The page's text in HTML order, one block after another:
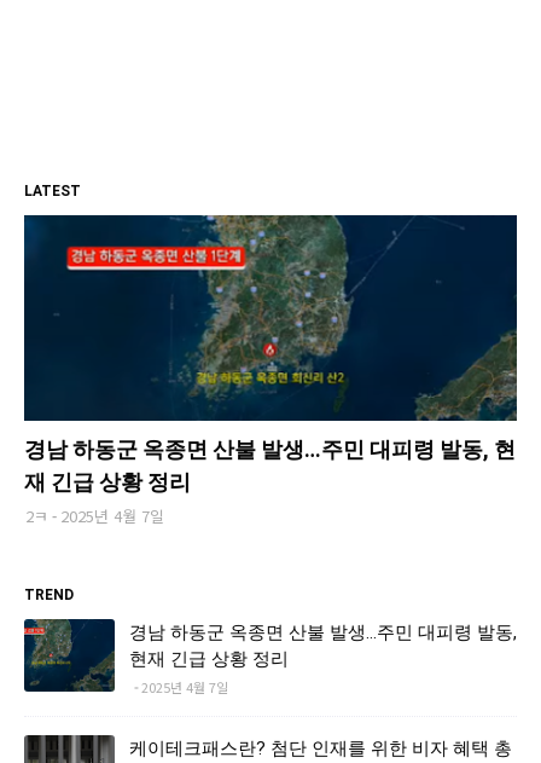
LATEST
경남 하동군 옥종면 산불 발생…주민 대피령 발동, 현
재 긴급 상황 정리
2ㅋ 2025년 4월 7일
TREND
경남 하동군 옥종면 산불 발생…주민 대피령 발동,
현재 긴급 상황 정리
2025년 4월 7일
케이테크패스란? 첨단 인재를 위한 비자 혜택 총